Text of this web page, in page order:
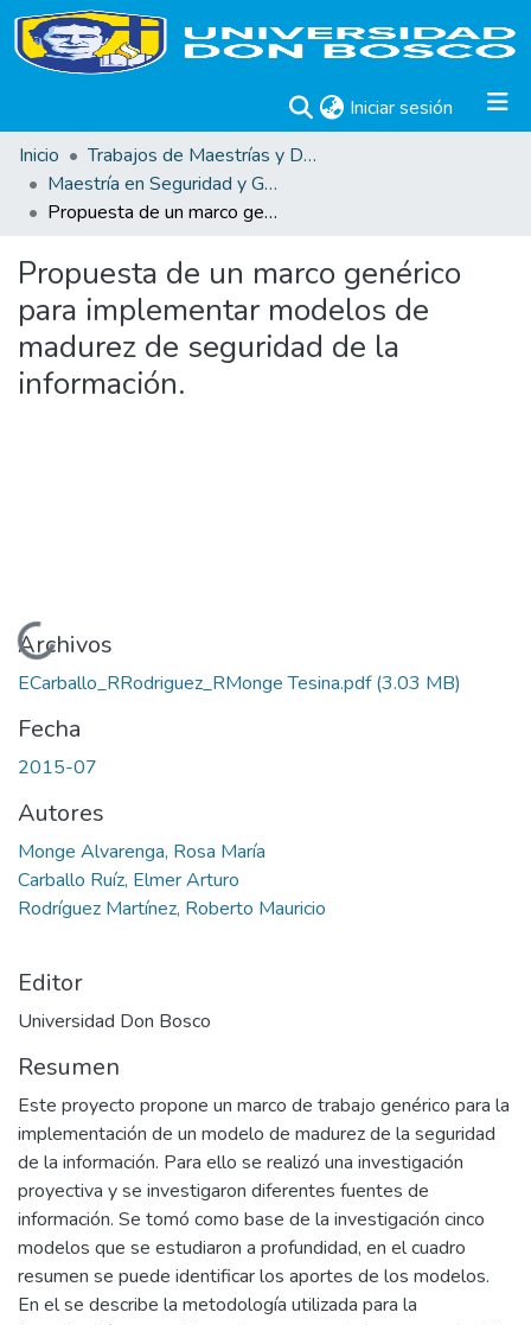
Iniciar sesión (current)
Inicio
Trabajos de Maestrías y Doctorados
Maestría en Seguridad y Gestión de Riesgos Informáticos
Propuesta de un marco genérico para implementar modelos de madurez de seguridad de la información.
Propuesta de un marco genérico
para implementar modelos de
madurez de seguridad de la
información.
Cargando...
Archivos
ECarballo_RRodriguez_RMonge Tesina.pdf(3.03 MB)
Fecha
2015-07
Autores
Monge Alvarenga, Rosa María
Carballo Ruíz, Elmer Arturo
Rodríguez Martínez, Roberto Mauricio
Editor
Universidad Don Bosco
Resumen
Este proyecto propone un marco de trabajo genérico para la
implementación de un modelo de madurez de la seguridad
de la información. Para ello se realizó una investigación
proyectiva y se investigaron diferentes fuentes de
información. Se tomó como base de la investigación cinco
modelos que se estudiaron a profundidad, en el cuadro
resumen se puede identificar los aportes de los modelos.
En el se describe la metodología utilizada para la